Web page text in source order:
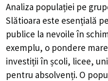
Analiza populației pe
Slătioara este esențială
publice la nevoile în
exemplu, o pondere
investiții în școli, licee,
pentru absolvenți. O